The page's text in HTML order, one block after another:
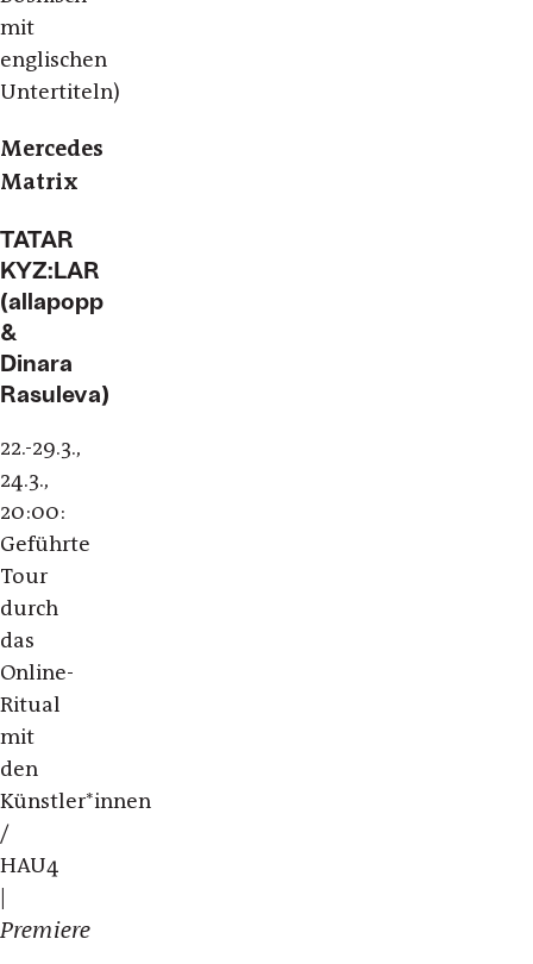
mit
englischen
Untertiteln)
Mercedes
Matrix
TATAR
KYZ:LAR
(allapopp
&
Dinara
Rasuleva)
22.-29.3.,
24.3.,
20:00:
Geführte
Tour
durch
das
Online-
Ritual
mit
den
Künstler*innen
/
HAU4
|
Premiere